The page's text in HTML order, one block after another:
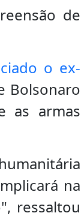
de
o ex-
Bolsonaro
as armas
na
ressaltou